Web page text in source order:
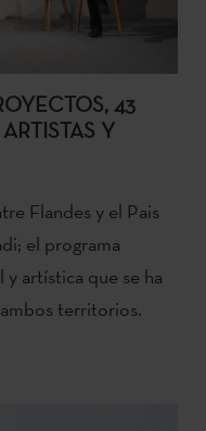
43
Y
Flandes y el Pais
el programa
artística que se ha
territorios.